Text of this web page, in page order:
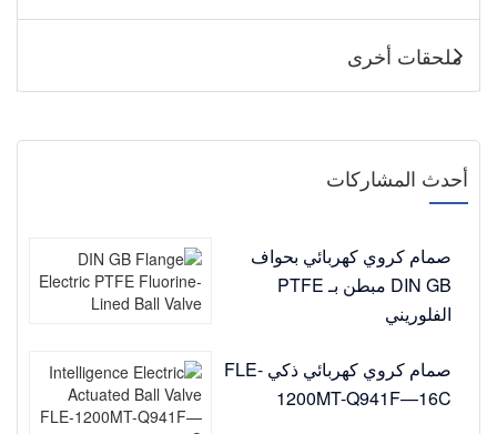
ملحقات أخرى
أحدث المشاركات
صمام كروي كهربائي بحواف
DIN GB مبطن بـ PTFE
الفلوريني
صمام كروي كهربائي ذكي FLE-
1200MT-Q941F—16C